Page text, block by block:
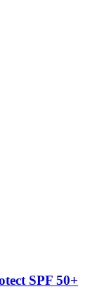
SPF 50+